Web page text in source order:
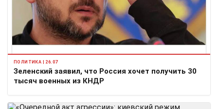
ПОЛИТИКА | 26.07
Зеленский заявил, что Россия хочет получить 30
тысяч военных из КНДР